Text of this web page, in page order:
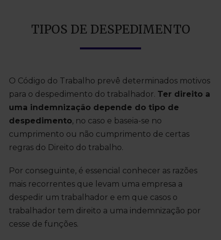
TIPOS DE DESPEDIMENTO
O Código do Trabalho prevê determinados motivos
para o despedimento do trabalhador. Ter direito a
uma indemnização depende do tipo de
despedimento, no caso e baseia-se no
cumprimento ou não cumprimento de certas
regras do Direito do trabalho.
Por conseguinte, é essencial conhecer as razões
mais recorrentes que levam uma empresa a
despedir um trabalhador e em que casos o
trabalhador tem direito a uma indemnização por
cesse de funções.